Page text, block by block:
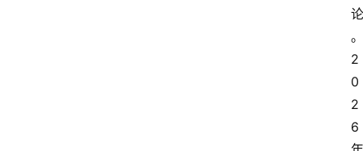
论
。
2
0
2
6